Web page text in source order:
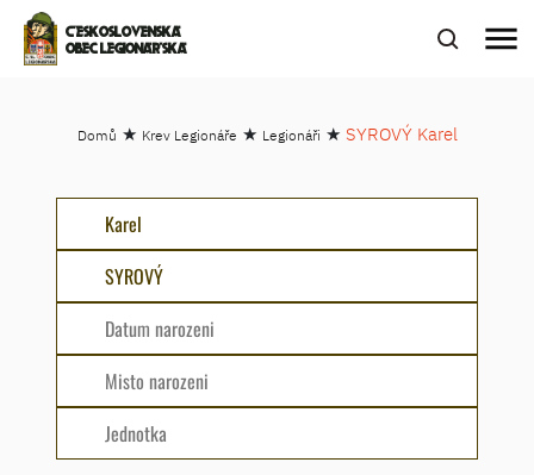
ČESKOSLOVENSKÁ
OBEC LEGIONÁŘSKÁ
menu
Domů ★ Krev Legionáře ★ Legionáři ★ SYROVÝ Karel